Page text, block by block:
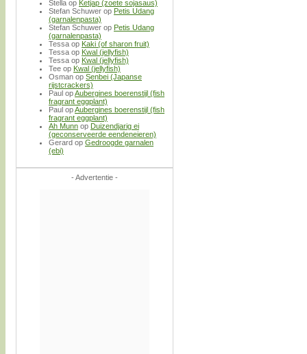
Stella op Ketjap (zoete sojasaus)
Stefan Schuwer op Petis Udang
(garnalenpasta)
Stefan Schuwer op Petis Udang
(garnalenpasta)
Tessa op Kaki (of sharon fruit)
Tessa op Kwal (jellyfish)
Tessa op Kwal (jellyfish)
Tee op Kwal (jellyfish)
Osman op Senbei (Japanse
rijstcrackers)
Paul opAubergines boerenstijl (fish
fragrant eggplant)
Paul opAubergines boerenstijl (fish
fragrant eggplant)
Ah Munn op Duizendjarig ei
(geconserveerde eendeneieren)
Gerard op Gedroogde garnalen
(ebi)
- Advertentie -